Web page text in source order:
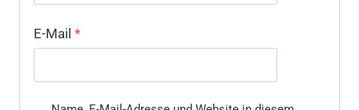
E-Mail *